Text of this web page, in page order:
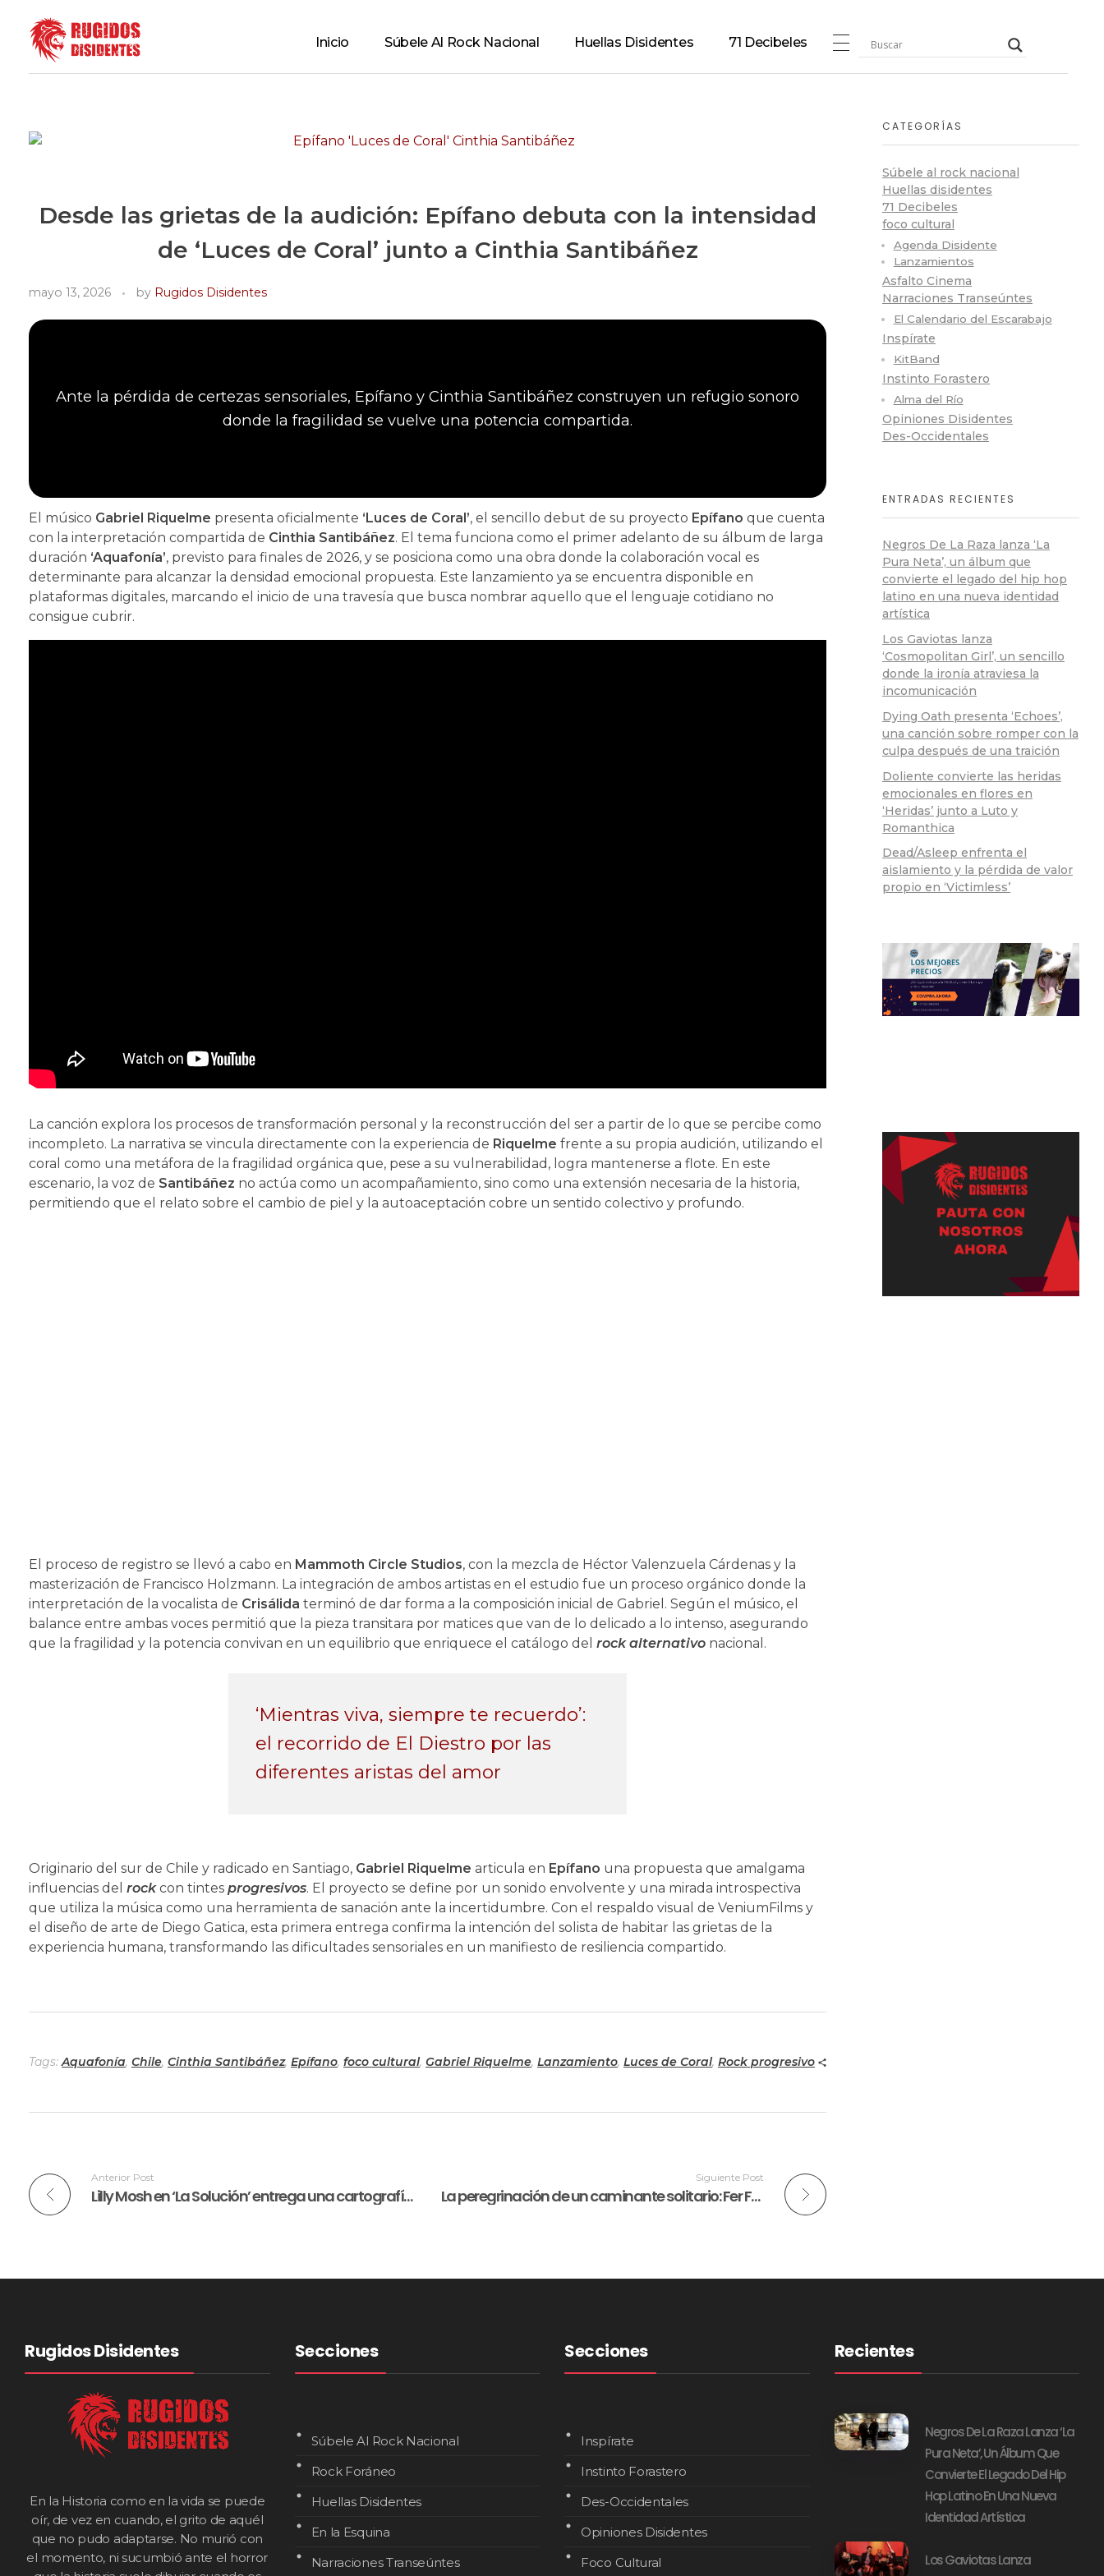
Rugidos Disidentes
Bogotá - Colombia | ISSN 2619-5569
Inicio Súbele Al Rock Nacional Huellas Disidentes 71 Decibeles
Desde las grietas de la audición: Epífano debuta con la intensidad
de ‘Luces de Coral’ junto a Cinthia Santibáñez
mayo 13, 2026 by Rugidos Disidentes
Ante la pérdida de certezas sensoriales, Epífano y Cinthia Santibáñez construyen un refugio sonoro
donde la fragilidad se vuelve una potencia compartida.
El músico Gabriel Riquelme presenta oficialmente ‘Luces de Coral’, el sencillo debut de su proyecto Epífano que cuenta
con la interpretación compartida de Cinthia Santibáñez. El tema funciona como el primer adelanto de su álbum de larga
duración ‘Aquafonía’, previsto para finales de 2026, y se posiciona como una obra donde la colaboración vocal es
determinante para alcanzar la densidad emocional propuesta. Este lanzamiento ya se encuentra disponible en
plataformas digitales, marcando el inicio de una travesía que busca nombrar aquello que el lenguaje cotidiano no
consigue cubrir.
La canción explora los procesos de transformación personal y la reconstrucción del ser a partir de lo que se percibe como
incompleto. La narrativa se vincula directamente con la experiencia de Riquelme frente a su propia audición, utilizando el
coral como una metáfora de la fragilidad orgánica que, pese a su vulnerabilidad, logra mantenerse a flote. En este
escenario, la voz de Santibáñez no actúa como un acompañamiento, sino como una extensión necesaria de la historia,
permitiendo que el relato sobre el cambio de piel y la autoaceptación cobre un sentido colectivo y profundo.
El proceso de registro se llevó a cabo en Mammoth Circle Studios, con la mezcla de Héctor Valenzuela Cárdenas y la
masterización de Francisco Holzmann. La integración de ambos artistas en el estudio fue un proceso orgánico donde la
interpretación de la vocalista de Crisálida terminó de dar forma a la composición inicial de Gabriel. Según el músico, el
balance entre ambas voces permitió que la pieza transitara por matices que van de lo delicado a lo intenso, asegurando
que la fragilidad y la potencia convivan en un equilibrio que enriquece el catálogo del rock alternativo nacional.
‘Mientras viva, siempre te recuerdo’:
el recorrido de El Diestro por las
diferentes aristas del amor
Originario del sur de Chile y radicado en Santiago, Gabriel Riquelme articula en Epífano una propuesta que amalgama
influencias del rockcon tintes progresivos. El proyecto se define por un sonido envolvente y una mirada introspectiva
que utiliza la música como una herramienta de sanación ante la incertidumbre. Con el respaldo visual de VeniumFilms y
el diseño de arte de Diego Gatica, esta primera entrega confirma la intención del solista de habitar las grietas de la
experiencia humana, transformando las dificultades sensoriales en un manifiesto de resiliencia compartido.
Tags:Aquafonía, Chile, Cinthia Santibáñez, Epífano, foco cultural, Gabriel Riquelme, Lanzamiento, Luces de Coral, Rock progresivo
Anterior Post
Lilly Mosh en ‘La Solución’ entrega una cartografía de liberación sonora desde los paisajes de Santander
Siguiente Post
La peregrinación de un caminante solitario: Fer Franco en ‘Punto de Inflexión’
CATEGORÍAS
Súbele al rock nacional
Huellas disidentes
71 Decibeles
foco cultural
Agenda Disidente
Lanzamientos
Asfalto Cinema
Narraciones Transeúntes
El Calendario del Escarabajo
Inspírate
KitBand
Instinto Forastero
Alma del Río
Opiniones Disidentes
Des-Occidentales
ENTRADAS RECIENTES
Negros De La Raza lanza ‘La
Pura Neta’, un álbum que
convierte el legado del hip hop
latino en una nueva identidad
artística
Los Gaviotas lanza
‘Cosmopolitan Girl’, un sencillo
donde la ironía atraviesa la
incomunicación
Dying Oath presenta ‘Echoes’,
una canción sobre romper con la
culpa después de una traición
Doliente convierte las heridas
emocionales en flores en
‘Heridas’ junto a Luto y
Romanthica
Dead/Asleep enfrenta el
aislamiento y la pérdida de valor
propio en ‘Victimless’
Rugidos Disidentes
En la Historia como en la vida se puede
oír, de vez en cuando, el grito de aquél
que no pudo adaptarse. No murió con
el momento, ni sucumbió ante el horror
Secciones
Súbele Al Rock Nacional
Rock Foráneo
Huellas Disidentes
En la Esquina
Narraciones Transeúntes
Secciones
Inspírate
Instinto Forastero
Des-Occidentales
Opiniones Disidentes
Foco Cultural
Recientes
Negros De La Raza Lanza ‘La
Pura Neta’, Un Álbum Que
Convierte El Legado Del Hip
Hop Latino En Una Nueva
Identidad Artística
Los Gaviotas Lanza